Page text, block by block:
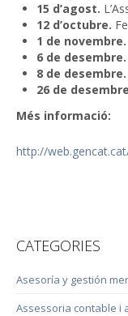
15 d’agost.
12 d’octubre.
1 de novembre.
6 de desembre.
8 de desembre.
26 de
Més informació:
http://
CATEGORIES
Asesoría y gestión
Assessoria contable i